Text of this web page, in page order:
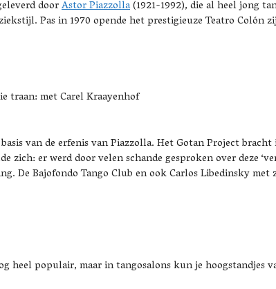
doorAstor Piazzolla(1921-1992), die al heel jong
Pas in 1970 opende het prestigieuze Teatro Colón
traan: met Carel Kraayenhof
van de erfenis van Piazzolla. Het Gotan Project
zich: er werd door velen schande gesproken over deze
De Bajofondo Tango Club en ook Carlos Libedinsky
heel populair, maar in tangosalons kun je hoogstandjes